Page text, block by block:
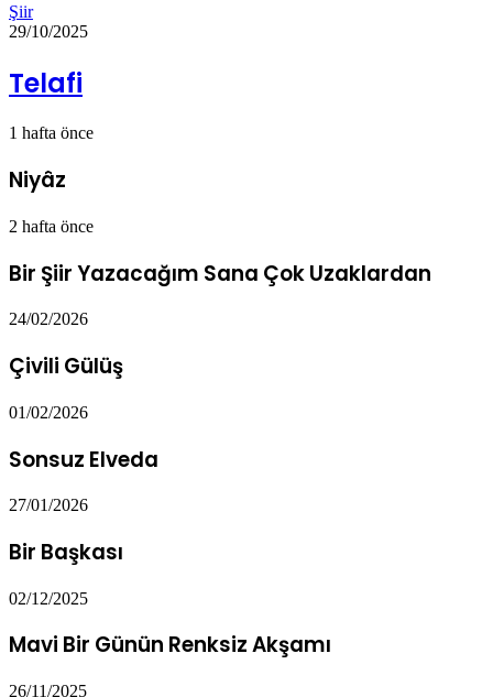
Şiir
29/10/2025
Telafi
1 hafta önce
Niyâz
2 hafta önce
Bir Şiir Yazacağım Sana Çok Uzaklardan
24/02/2026
Çivili Gülüş
01/02/2026
Sonsuz Elveda
27/01/2026
Bir Başkası
02/12/2025
Mavi Bir Günün Renksiz Akşamı
26/11/2025